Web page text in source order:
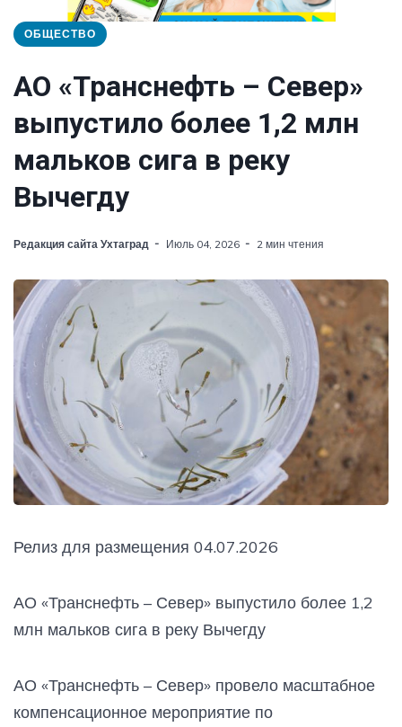
ОБЩЕСТВО
АО «Транснефть – Север»
выпустило более 1,2 млн
мальков сига в реку
Вычегду
Редакция сайта Ухтаград Июль 04, 2026 2 мин чтения
Релиз для размещения 04.07.2026
АО «Транснефть – Север» выпустило более 1,2
млн мальков сига в реку Вычегду
АО «Транснефть – Север» провело масштабное
компенсационное мероприятие по